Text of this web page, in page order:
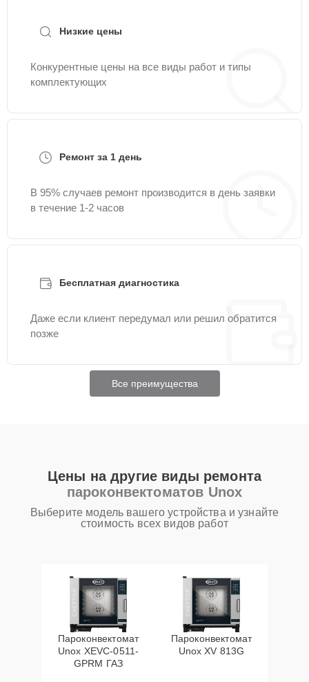
Низкие цены
Конкурентные цены на все виды работ и типы
комплектующих
Ремонт за 1 день
В 95% случаев ремонт производится в день заявки
в течение 1-2 часов
Бесплатная диагностика
Даже если клиент передумал или решил обратится
позже
Все преимущества
Цены на другие виды ремонта
пароконвектоматов Unox
Выберите модель вашего устройства и узнайте
стоимость всех видов работ
Пароконвектомат
Unox XEVC-0511-
GPRM ГАЗ
Пароконвектомат
Unox XV 813G